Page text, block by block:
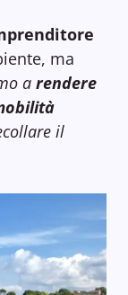
ma
a rendere
il